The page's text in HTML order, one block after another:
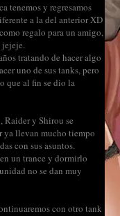
tenemos y regresamos
a la del anterior XD
regalo para un amigo,
jejeje.
tratando de hacer algo
uno de sus tanks, pero
que al fin se dio la
Raider y Shirou se
ya llevan mucho tiempo
con sus asuntos.
un trance y dormirlo
no se dan muy
con otro tank